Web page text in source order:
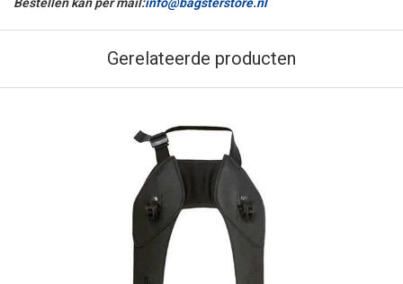
Gerelateerde producten